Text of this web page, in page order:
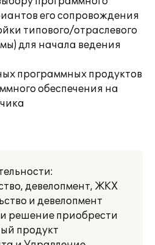
его сопровождения
типового/отраслевого
для начала ведения
программных продуктов
обеспечения на
девелопмент, ЖКХ
и девелопмент
решение приобрести
продукт